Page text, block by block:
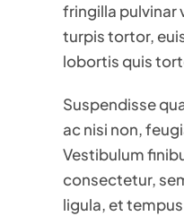
fringilla pulvinar
turpis tortor,
lobortis quis
Suspendisse
ac nisi non,
Vestibulum
consectetur,
ligula, et